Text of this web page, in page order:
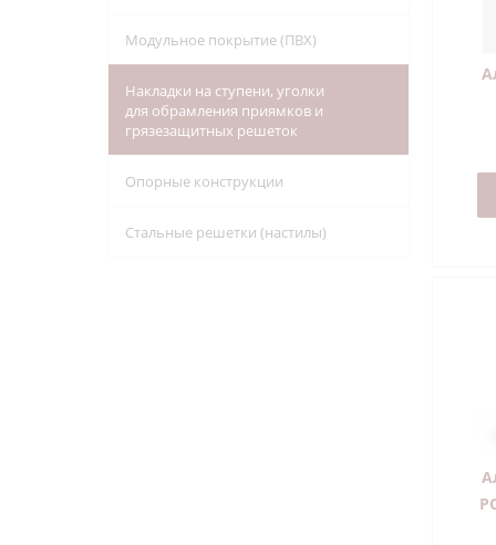
Модульное покрытие (ПВХ)
Накладки на ступени, уголки
для обрамления приямков и
грязезащитных решеток
Опорные конструкции
Стальные решетки (настилы)